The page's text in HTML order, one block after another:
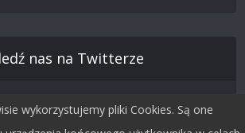
nas na Twitterze
wykorzystujemy pliki Cookies. Są one